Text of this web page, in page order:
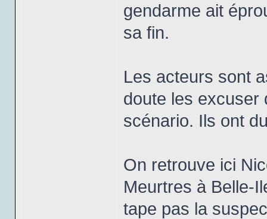
gendarme ait
sa fin.
Les acteurs sont
doute les excuser
scénario. Ils ont
On retrouve ici
Meurtres à Belle-
tape pas la